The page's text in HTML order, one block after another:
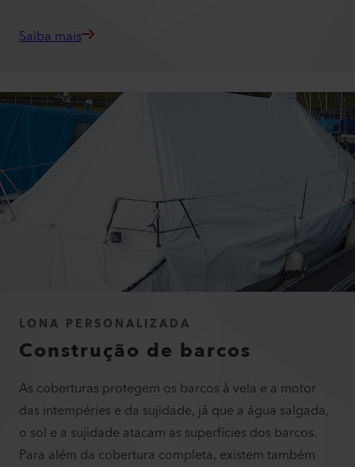
Saiba mais
LONA PERSONALIZADA
Construção de barcos
As coberturas protegem os barcos à vela e a motor
das intempéries e da sujidade, já que a água salgada,
o sol e a sujidade atacam as superfícies dos barcos.
Para além da cobertura completa, existem também